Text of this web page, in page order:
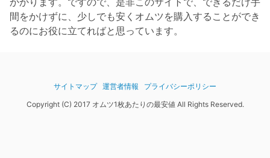
間をかけずに、少しでも安くオムツを購入することができ
るのにお役に立てればと思っています。
サイトマップ 運営者情報
プライバシーポリシー
Copyright (C) 2017 オムツ1枚あたりの最安値 All Rights Reserved.